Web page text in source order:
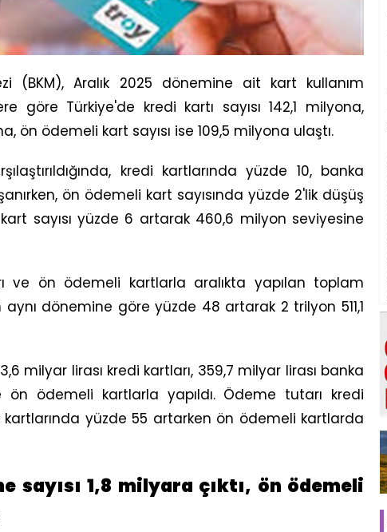
(BKM), Aralık 2025 dönemine ait kart kullanım
göre Türkiye'de kredi kartı sayısı 142,1 milyona,
ön ödemeli kart sayısı ise 109,5 milyona ulaştı.
kredi kartlarında yüzde 10, banka
ön ödemeli kart sayısında yüzde 2'lik düşüş
sayısı yüzde 6 artarak 460,6 milyon seviyesine
ve ön ödemeli kartlarla aralıkta yapılan toplam
aynı dönemine göre yüzde 48 artarak 2 trilyon 511,1
milyar lirası kredi kartları, 359,7 milyar lirası banka
ön ödemeli kartlarla yapıldı. Ödeme tutarı kredi
kartlarında yüzde 55 artarken ön ödemeli kartlarda
sayısı 1,8 milyara çıktı, ön ödemeli